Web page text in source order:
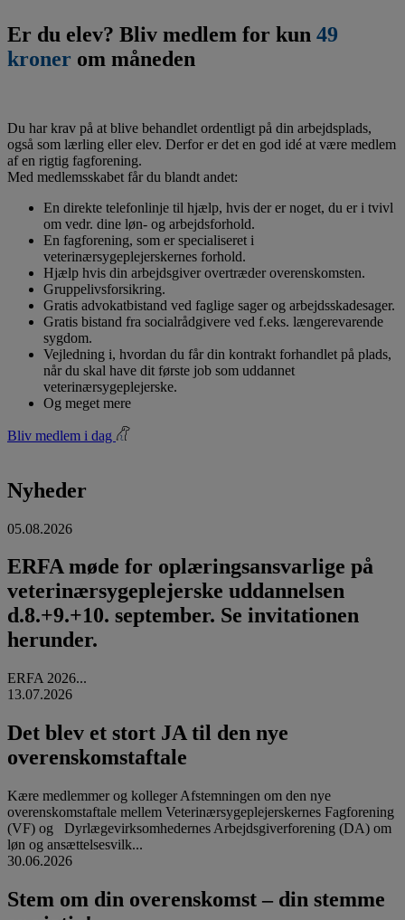
Er du elev? Bliv medlem for kun 49
kroner om måneden
Du har krav på at blive behandlet ordentligt på din arbejdsplads,
også som lærling eller elev. Derfor er det en god idé at være medlem
af en rigtig fagforening.
Med medlemsskabet får du blandt andet:
En direkte telefonlinje til hjælp, hvis der er noget, du er i tvivl
om vedr. dine løn- og arbejdsforhold.
En fagforening, som er specialiseret i
veterinærsygeplejerskernes forhold.
Hjælp hvis din arbejdsgiver overtræder overenskomsten.
Gruppelivsforsikring.
Gratis advokatbistand ved faglige sager og arbejdsskadesager.
Gratis bistand fra socialrådgivere ved f.eks. længerevarende
sygdom.
Vejledning i, hvordan du får din kontrakt forhandlet på plads,
når du skal have dit første job som uddannet
veterinærsygeplejerske.
Og meget mere
Bliv medlem i dag
Nyheder
05.08.2026
ERFA møde for oplæringsansvarlige på
veterinærsygeplejerske uddannelsen
d.8.+9.+10. september. Se invitationen
herunder.
ERFA 2026...
13.07.2026
Det blev et stort JA til den nye
overenskomstaftale
Kære medlemmer og kolleger Afstemningen om den nye
overenskomstaftale mellem Veterinærsygeplejerskernes Fagforening
(VF) og Dyrlægevirksomhedernes Arbejdsgiverforening (DA) om
løn og ansættelsesvilk...
30.06.2026
Stem om din overenskomst – din stemme